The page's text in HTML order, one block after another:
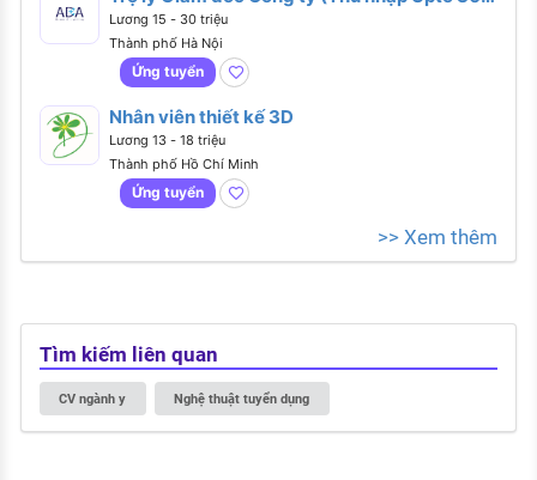
triệu)
Lương 15 - 30 triệu
Thành phố Hà Nội
Ứng tuyển
Nhân viên thiết kế 3D
Lương 13 - 18 triệu
Thành phố Hồ Chí Minh
Ứng tuyển
>> Xem thêm
Tìm kiếm liên quan
CV ngành y Nghệ thuật tuyển dụng